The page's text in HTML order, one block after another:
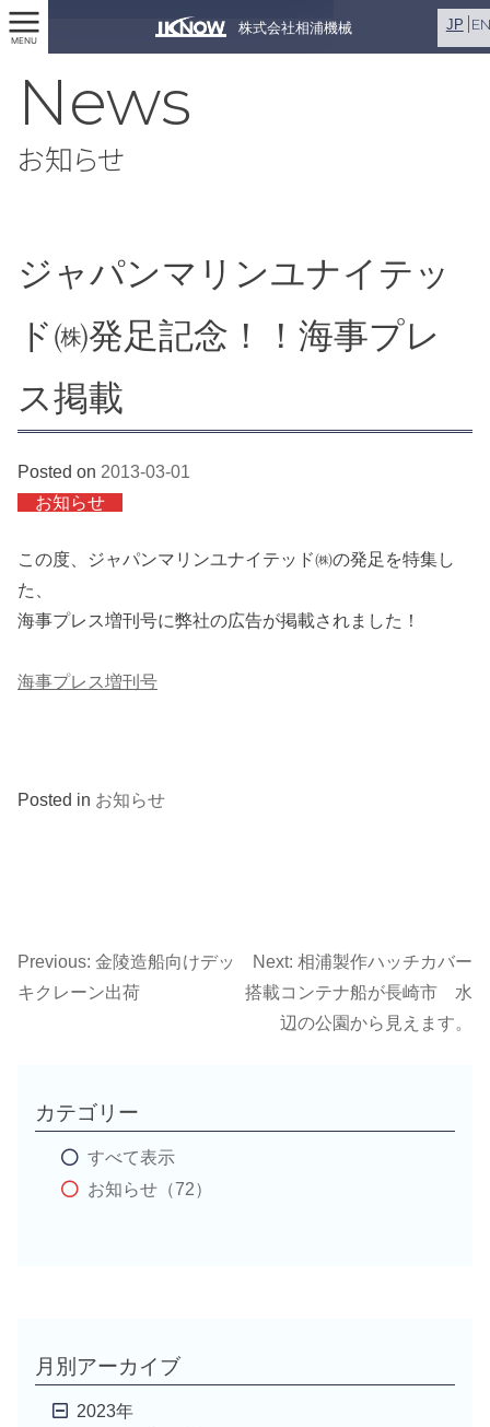
株式会社相浦機械
MENU
JP
News
お知らせ
ジャパンマリンユナイテッ
ド㈱発足記念！！海事プレ
ス掲載
Posted on 2013-03-01
お知らせ
この度、ジャパンマリンユナイテッド㈱の発足を特集し
た、
海事プレス増刊号に弊社の広告が掲載されました！
海事プレス増刊号
Posted in お知らせ
投
ビ
ン
Previous: 金陵造船向けデッ
キクレーン出荷
Next: 相浦製作ハッチカバー
搭載コンテナ船が長崎市 水
辺の公園から見えます。
カテゴリー
すべて表示
お知らせ（72）
月別アーカイブ
2023年